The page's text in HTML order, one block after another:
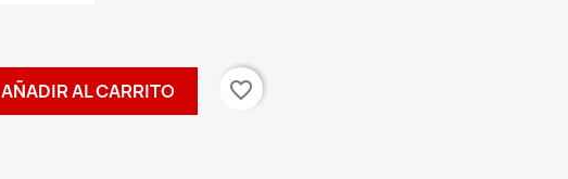
AÑADIR AL CARRITO favorite_border